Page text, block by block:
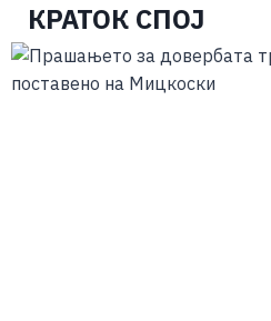
КРАТОК СПОЈ